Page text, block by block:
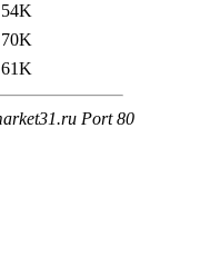
54K
70K
61K
Port 80